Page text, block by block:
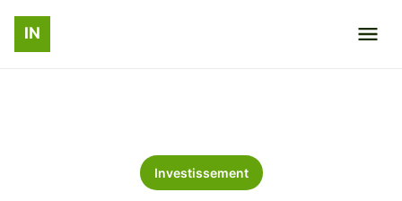
Investissement